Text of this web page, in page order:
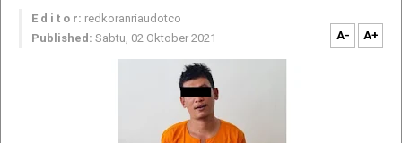
E d i t o r: redkoranriaudotco
Published: Sabtu, 02 Oktober 2021 A- A+